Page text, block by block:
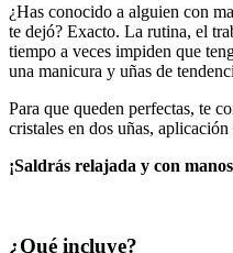
¿Has conocido a alguien con
te dejó? Exacto. La rutina, el
tiempo a veces impiden que
una manicura y uñas de
Para que queden perfectas, te
cristales en dos uñas,
¡Saldrás relajada y con
¿Qué incluye?